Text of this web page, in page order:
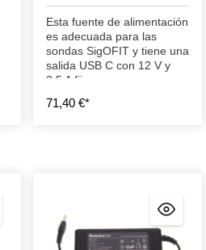
Esta fuente de alimentación
es adecuada para las
sondas SigOFIT y tiene una
salida USB C con 12 V y
2,5 A fijos.
71,40 €*